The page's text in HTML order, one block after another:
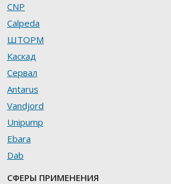
CNP
Calpeda
ШТОРМ
Каскад
Сервал
Antarus
Vandjord
Unipump
Ebara
Dab
СФЕРЫ ПРИМЕНЕНИЯ